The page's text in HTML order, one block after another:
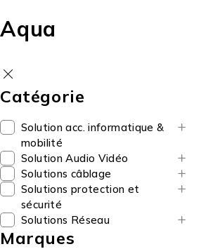
Aqua
Catégorie
Solution acc. informatique &
mobilité
Solution Audio Vidéo
Solutions câblage
Solutions protection et
sécurité
Solutions Réseau
Marques